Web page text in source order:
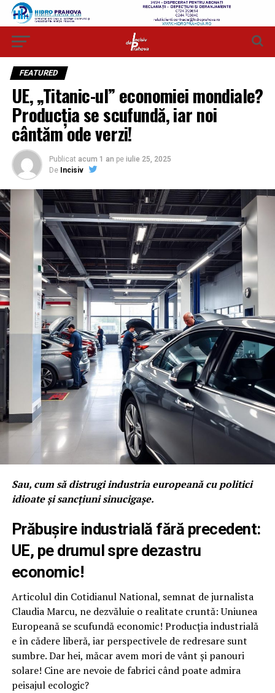
FEATURED
UE, „Titanic-ul” economiei mondiale?
Producția se scufundă, iar noi
cântăm ode verzi!
Publicat acum 1 an pe iulie 25, 2025
De Incisiv
Sau, cum să distrugi industria europeană cu politici
idioate și sancțiuni sinucigașe.
Prăbușire industrială fără precedent:
UE, pe drumul spre dezastru
economic!
Articolul din Cotidianul National, semnat de jurnalista
Claudia Marcu, ne dezvăluie o realitate cruntă: Uniunea
Europeană se scufundă economic! Producția industrială
e în cădere liberă, iar perspectivele de redresare sunt
sumbre. Dar hei, măcar avem mori de vânt și panouri
solare! Cine are nevoie de fabrici când poate admira
peisajul ecologic?